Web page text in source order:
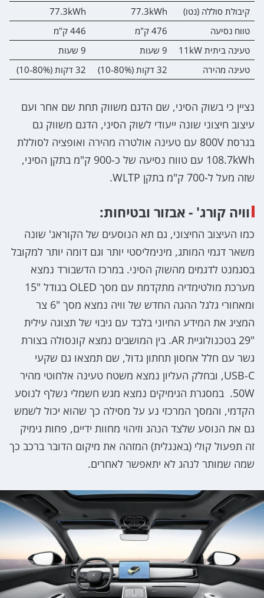
קיבולת סוללה (נטו)
77.3kWh
77.3kWh
טווח נסיעה
476 ק"מ
446 ק"מ
טעינה ביתית 11kW
9 שעות
9 שעות
טעינה מהירה
32 דקות (10-80%) 32 דקות (10-80%)
נציין כי בשוק הסיני, שם הדגם משווק תחת שם אחר ועם
עיצוב חיצוני שונה ייעודי לשוק הסיני, הדגם משווק גם
בגרסת 800V עם טעינה אולטרה מהירה ואופציה לסוללת
108.7kWh עם טווח נסיעה של כ-900 ק"מ בתקן הסיני,
שזה מעל ל-700 ק"מ בתקן WLTP.
וויה קורג' - אבזור ובטיחות:
כמו העיצוב החיצוני, גם תא הנוסעים של הקוראג' שונה
משאר דגמי המותג, מינימליסטי יותר וגם דומה יותר למקובל
בסגמנט לדגמים מהשוק הסיני. במרכז הדשבורד נמצא
מערכת מולטימדיה מתקדמת עם מסך OLED בגודל "15
ומאחורי גלגל ההגה החדש של וויה נמצא מסך "6 צר
המציג את המידע החיוני בלבד עם גיבוי של תצוגה עילית
"29 בטכנולוגיית AR. בין המושבים נמצא קונסולה בצורת
גשר עם חלל אחסון תחתון גדול, שם תמצאו גם שקעי
USB-C, ובחלק העליון נמצא משטח טעינה אלחוטי מהיר
50W. במסגרת הגימיקים נמצא מגש חשמלי נשלף לנוסע
הקדמי, והמסך המרכזי נע על מסילה כך שהוא יכול לשמש
גם את הנוסע שלצד הנהג וזיהוי מחוות ידיים, פחות גימיק
זה תפעול קולי (באנגלית) המזהה את מיקום הדובר ברכב כך
שמה שמותר לנהג לא יתאפשר לאחרים.